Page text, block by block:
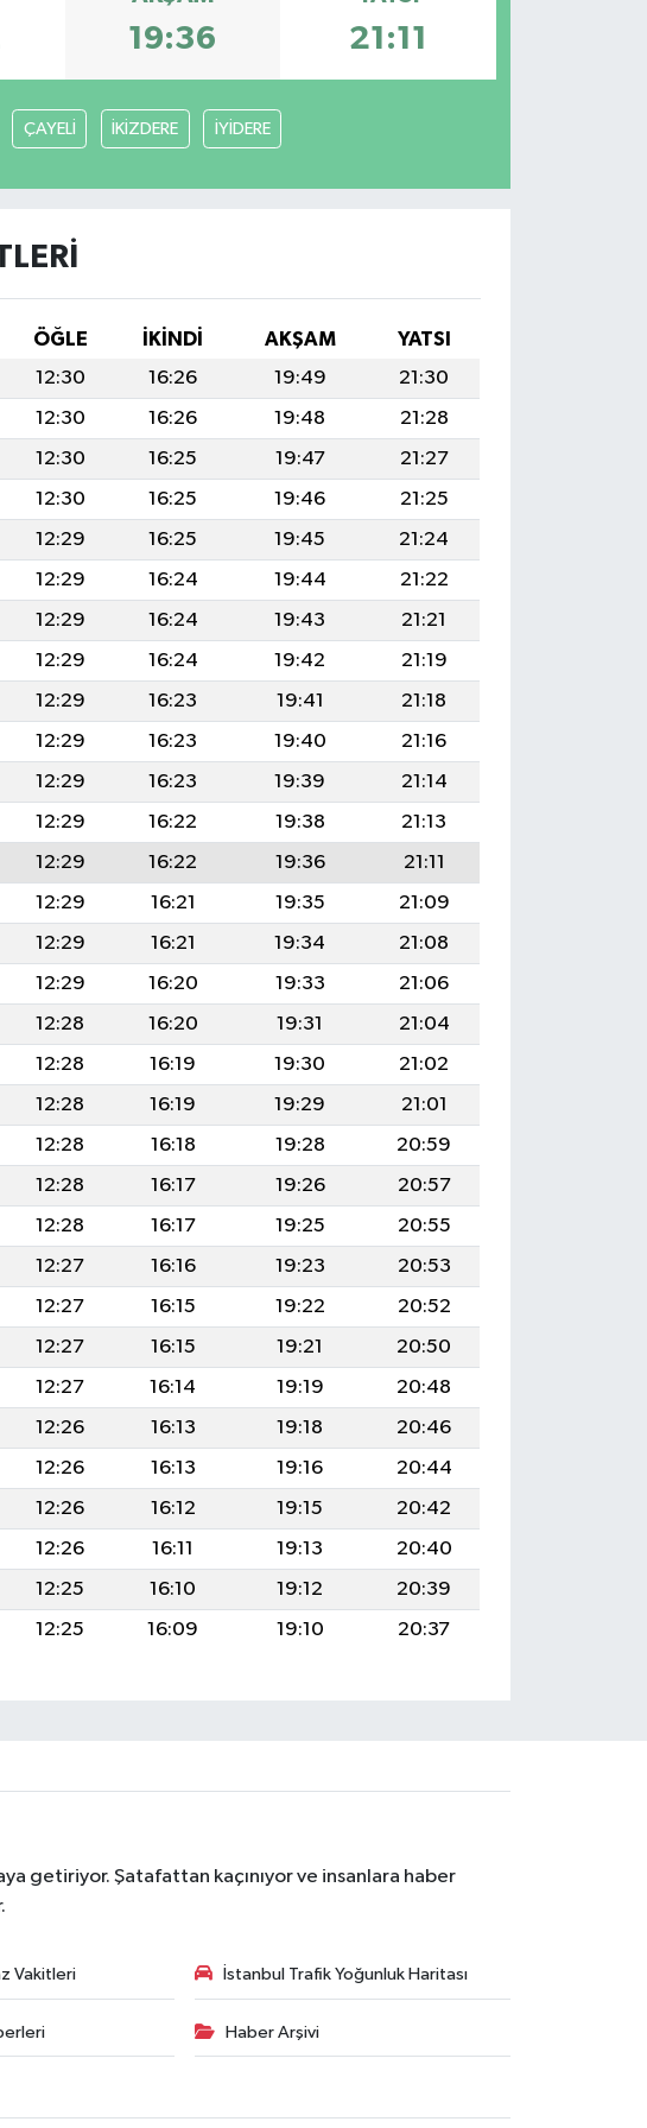
19:36 21:11
ÇAYELİ İKİZDERE İYİDERE
ÖĞLE İKINDI AKŞAM
YATSI
12:30 16:26 19:49
21:30
12:30 16:26 19:48
21:28
12:30 16:25 19:47
21:27
12:30 16:25 19:46
21:25
12:29 16:25 19:45
21:24
12:29 16:24 19:44
21:22
12:29 16:24 19:43
21:21
12:29 16:24 19:42
21:19
12:29 16:23 19:41
21:18
12:29 16:23 19:40
21:16
12:29 16:23 19:39
21:14
12:29 16:22 19:38
21:13
12:29 16:22 19:36
21:11
12:29 16:21 19:35
21:09
12:29 16:21 19:34
21:08
12:29 16:20 19:33
21:06
12:28 16:20 19:31
21:04
12:28 16:19 19:30
21:02
12:28 16:19 19:29
21:01
12:28 16:18 19:28
20:59
12:28 16:17 19:26
20:57
12:28 16:17 19:25
20:55
12:27 16:16 19:23
20:53
12:27 16:15 19:22
20:52
12:27 16:15 19:21
20:50
12:27 16:14 19:19
20:48
12:26 16:13 19:18
20:46
12:26 16:13 19:16
20:44
12:26 16:12 19:15
20:42
12:26 16:11 19:13
20:40
12:25 16:10 19:12
20:39
12:25 16:09 19:10 20:37
getiriyor. Şatafattan kaçınıyor ve insanlara haber
Vakitleri İstanbul Trafik Yoğunluk Haritası
Haber Arşivi